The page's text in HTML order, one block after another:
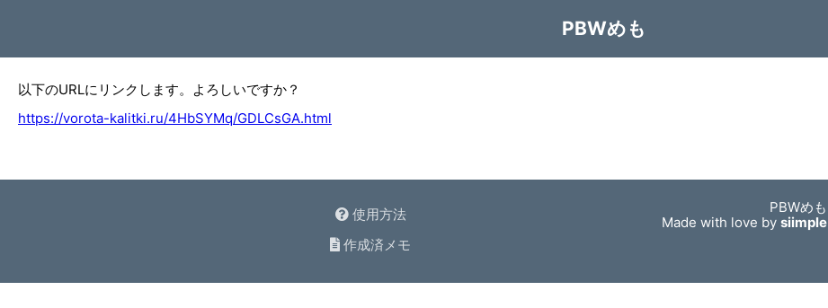
PBWめも
以下のURLにリンクします。よろしいですか？
https://vorota-kalitki.ru/4HbSYMq/GDLCsGA.html
使用方法
作成済メモ
PBWめも
Made with love bysiimple